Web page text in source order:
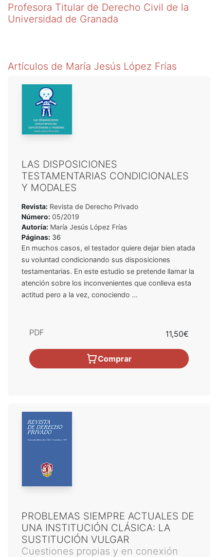
Profesora Titular de Derecho Civil de la
Universidad de Granada
Artículos de María Jesús López Frías
LAS DISPOSICIONES
TESTAMENTARIAS CONDICIONALES
Y MODALES
Revista: Revista de Derecho Privado
Número: 05/2019
Autoría: María Jesús López Frías
Páginas: 36
En muchos casos, el testador quiere dejar bien atada
su voluntad condicionando sus disposiciones
testamentarias. En este estudio se pretende llamar la
atención sobre los inconvenientes que conlleva esta
actitud pero a la vez, conociendo ...
PDF 11,50€
Comprar
PROBLEMAS SIEMPRE ACTUALES DE
UNA INSTITUCIÓN CLÁSICA: LA
SUSTITUCIÓN VULGAR
Cuestiones propias y en conexión